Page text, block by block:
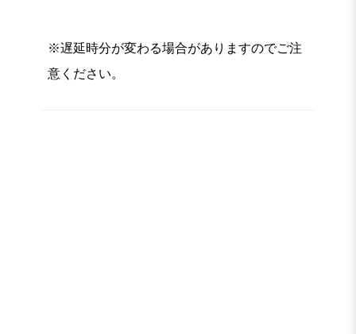
※遅延時分が変わる場合がありますのでご注
意ください。